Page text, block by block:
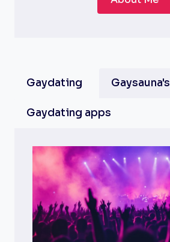
Gaydating Gaysauna's
Gaydating apps